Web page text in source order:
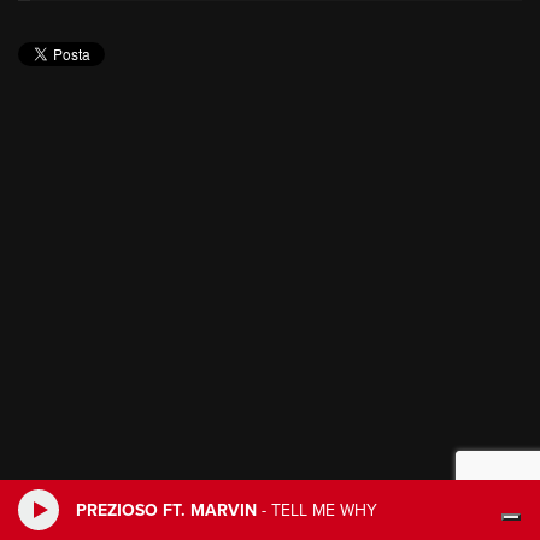
PREZIOSO FT. MARVIN - TELL ME WHY